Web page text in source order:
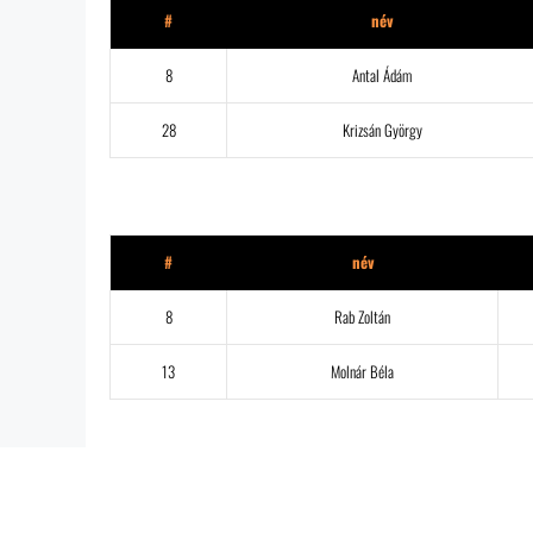
# név
8 Antal Ádám
28 Krizsán György
# név
8 Rab Zoltán
13 Molnár Béla